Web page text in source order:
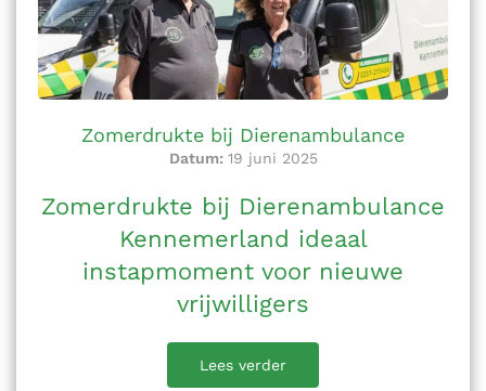
Zomerdrukte bij Dierenambulance
Datum: 19 juni 2025
Zomerdrukte bij Dierenambulance
Kennemerland ideaal
instapmoment voor nieuwe
vrijwilligers
Lees verder